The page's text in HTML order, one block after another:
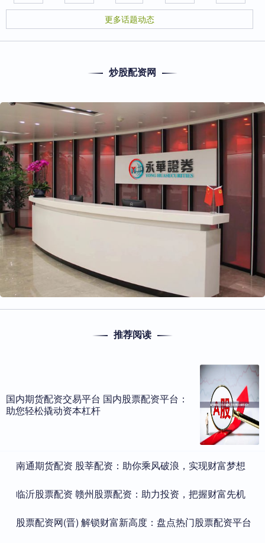
更多话题动态
炒股配资网
推荐阅读
国内期货配资交易平台 国内股票配资平台：
助您轻松撬动资本杠杆
​南通期货配资 股莘配资：助你乘风破浪，实现财富梦想
​临沂股票配资 赣州股票配资：助力投资，把握财富先机
​股票配资网(晋) 解锁财富新高度：盘点热门股票配资平台